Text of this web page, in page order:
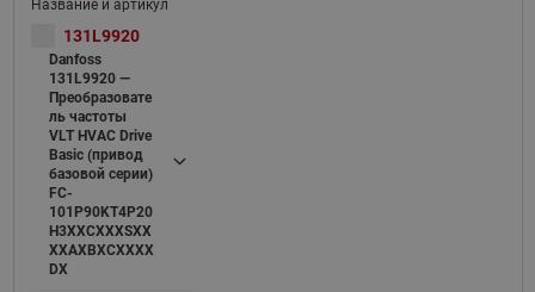
131L9920
Danfoss
131L9920 —
Преобразовате
ль частоты
VLT HVAC Drive
Basic (привод
базовой серии)
FC-
101P90KT4P20
H3XXCXXXSXX
XXAXBXCXXXX
DX